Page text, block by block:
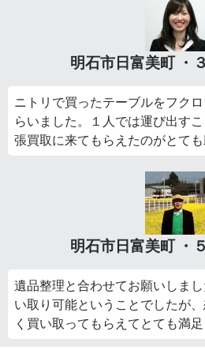
明石市日富美町 ・
ニトリで買ったテーブルをフク
らいました。１人では運び出す
張買取に来てもらえたのがとても
明石市日富美町 ・
遺品整理と合わせてお願いしま
い取り可能ということでしたが
く買い取ってもらえてとても満足